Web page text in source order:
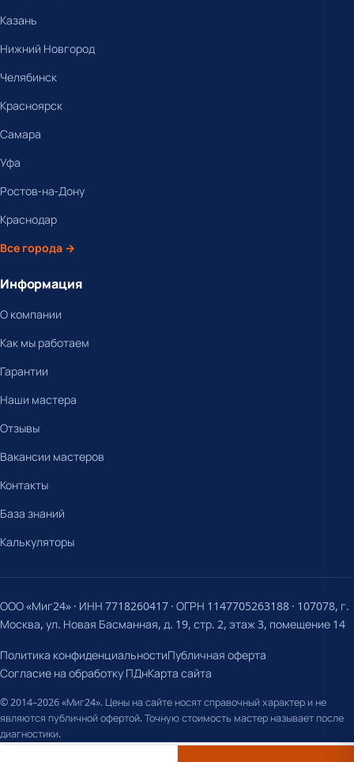
Казань
Нижний Новгород
Челябинск
Красноярск
Самара
Уфа
Ростов-на-Дону
Краснодар
Все города →
Информация
О компании
Как мы работаем
Гарантии
Наши мастера
Отзывы
Вакансии мастеров
Контакты
База знаний
Калькуляторы
ООО «Миг24» · ИНН 7718260417 · ОГРН 1147705263188 · 107078, г.
Москва, ул. Новая Басманная, д. 19, стр. 2, этаж 3, помещение 14
Политика конфиденциальностиПубличная оферта
Согласие на обработку ПДнКарта сайта
© 2014–2026 «Миг24». Цены на сайте носят справочный характер и не
являются публичной офертой. Точную стоимость мастер называет после
диагностики.